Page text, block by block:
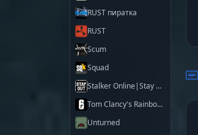
RUST пиратка
RUST
Scum
Squad
Stalker Online|Stay Out
Tom Clancy's Rainbow Six Siege X
Unturned